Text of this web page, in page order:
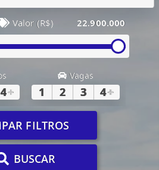
Valor (R$) 22.900.000
4+
Vagas
1 2 3 4+
FILTROS
BUSCAR